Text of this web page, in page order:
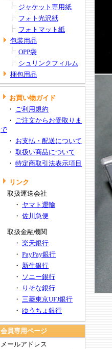
ジャケット専用紙
フォト光沢紙
フォトマット紙
包装用品
OPP袋
シュリンクフィルム
梱包用品
お買い物ガイド
・
ご利用規約
・
ご注文からお受取りま
で
・ お支払・配送について
・ 取扱い商品について
・ 特定商取引法表示項目
リンク
取扱運送会社
・ ヤマト運輸
・ 佐川急便
取扱金融機関
・ 楽天銀行
・ PayPay銀行
・ 新生銀行
・
ソニー銀行
・
りそな銀行
・ 三菱東京UFJ銀行
・ ゆうちょ銀行
会員専用ページ
メールアドレス